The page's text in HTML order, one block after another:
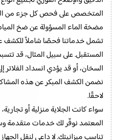
المتخصص على فحص كل جزء من
مضخة الماء المسؤولة عن ضخ
تشمل خدماتنا فحصًا شاملاً للكشف
المستقبل. على سبيل المثال، قد
السخان، أو قد يؤدي انسداد
نضمن الكشف المبكر عن هذه
لاحقًا.
سواء كانت الجلاية منزلية أو تجارية،
المعتمد نوفّر لك خدمات متقدمة